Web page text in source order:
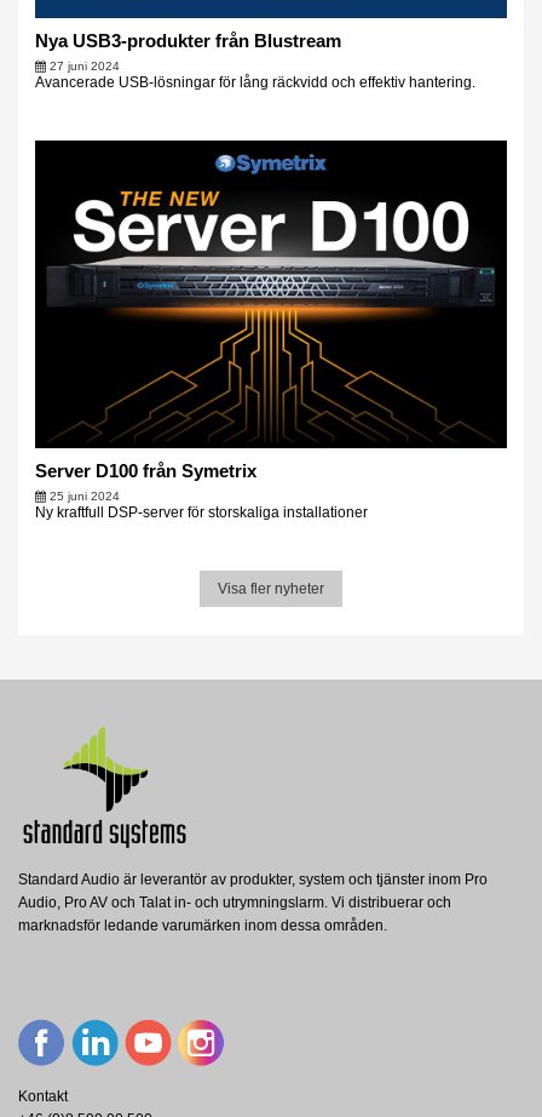
Nya USB3-produkter från Blustream
27 juni 2024
Avancerade USB-lösningar för lång räckvidd och effektiv hantering.
Server D100 från Symetrix
25 juni 2024
Ny kraftfull DSP-server för storskaliga installationer
Visa fler nyheter
Standard Audio är leverantör av produkter, system och tjänster inom Pro
Audio, Pro AV och Talat in- och utrymningslarm. Vi distribuerar och
marknadsför ledande varumärken inom dessa områden.
Kontakt